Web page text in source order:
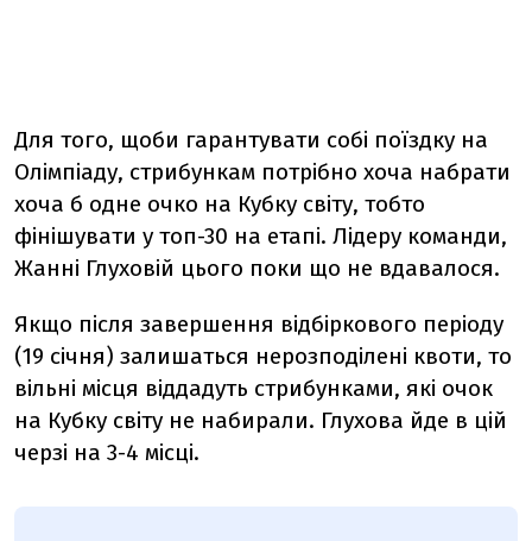
Для того, щоби гарантувати собі поїздку на
Олімпіаду, стрибункам потрібно хоча набрати
хоча б одне очко на Кубку світу, тобто
фінішувати у топ-30 на етапі. Лідеру команди,
Жанні Глуховій цього поки що не вдавалося.
Якщо після завершення відбіркового періоду
(19 січня) залишаться нерозподілені квоти, то
вільні місця віддадуть стрибунками, які очок
на Кубку світу не набирали. Глухова йде в цій
черзі на 3-4 місці.